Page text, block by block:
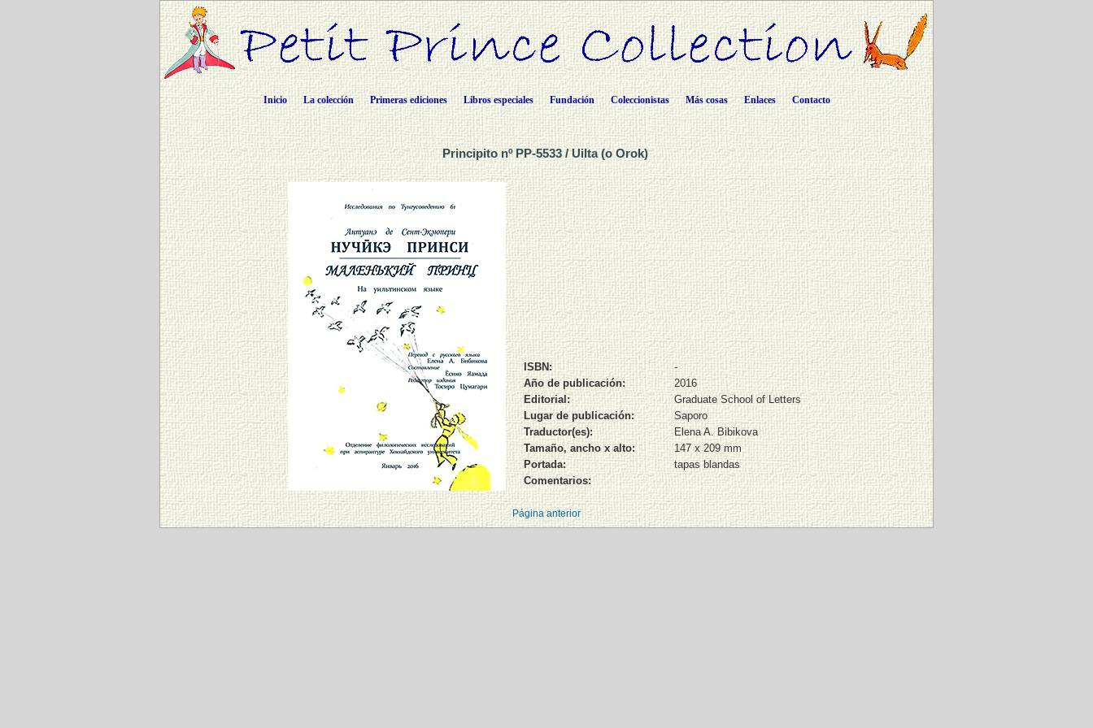
Inicio La colección Primeras ediciones Libros especiales Fundación Coleccionistas Más cosas Enlaces Contacto
Principito nº PP-5533 / Uilta (o Orok)
ISBN:
-
Año de publicación:
2016
Editorial:
Graduate School of Letters
Lugar de publicación:
Saporo
Traductor(es):
Elena A. Bibikova
Tamaño, ancho x alto:
147 x 209 mm
Portada:
tapas blandas
Comentarios:
Página anterior